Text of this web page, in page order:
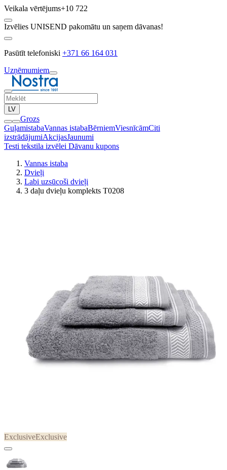
Veikala vērtējums+10 722
Izvēlies UNISEND pakomātu un saņem dāvanas!
Pasūtīt telefoniski +371 66 164 031
Uzņēmumiem
LV
Grozs
GuļamistabaVannas istabaBērniemViesnīcāmCiti
izstrādājumiAkcijasJaunumi
Testi tekstila izvēlei Dāvanu kupons
Vannas istaba
Dvieļi
Labi uzsūcoši dvieļi
3 daļu dvieļu komplekts T0208
ExclusiveExclusive